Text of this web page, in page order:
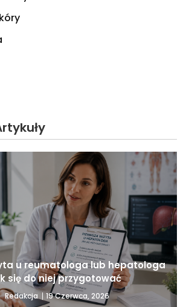
u reumatologa lub hepatologa
się do niej przygotować
Redakcja 19 Czerwca, 2026